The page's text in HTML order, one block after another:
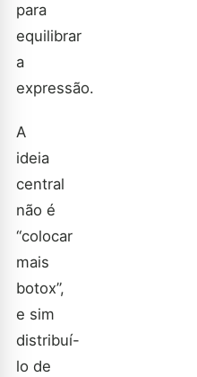
para
equilibrar
a
expressão.
A
ideia
central
não é
“colocar
mais
botox”,
e sim
distribuí-
lo de